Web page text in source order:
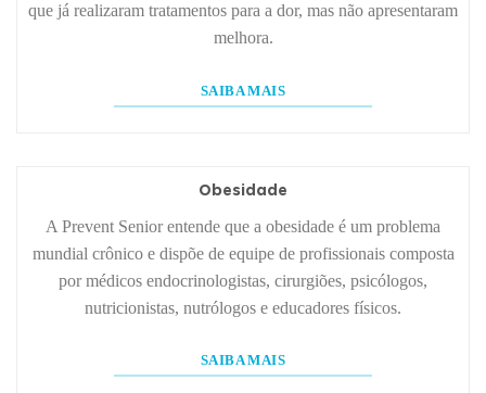
que já realizaram tratamentos para a dor, mas não apresentaram
melhora.
SAIBA MAIS
Obesidade
A Prevent Senior entende que a obesidade é um problema
mundial crônico e dispõe de equipe de profissionais composta
por médicos endocrinologistas, cirurgiões, psicólogos,
nutricionistas, nutrólogos e educadores físicos.
SAIBA MAIS